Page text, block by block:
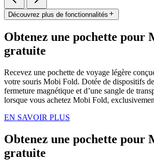
Découvrez plus de fonctionnalités
Obtenez une pochette pour
gratuite
Recevez une pochette de voyage légère
votre souris Mobi Fold. Dotée de dispositifs
fermeture magnétique et d’une sangle de
lorsque vous achetez Mobi Fold,
EN SAVOIR PLUS
Obtenez une pochette pour
gratuite